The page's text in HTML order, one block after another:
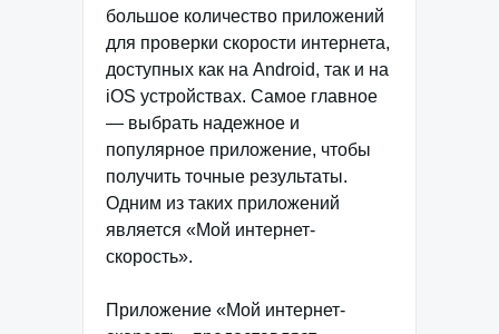
большое количество приложений
для проверки скорости интернета,
доступных как на Android, так и на
iOS устройствах. Самое главное
— выбрать надежное и
популярное приложение, чтобы
получить точные результаты.
Одним из таких приложений
является «Мой интернет-
скорость».
Приложение «Мой интернет-